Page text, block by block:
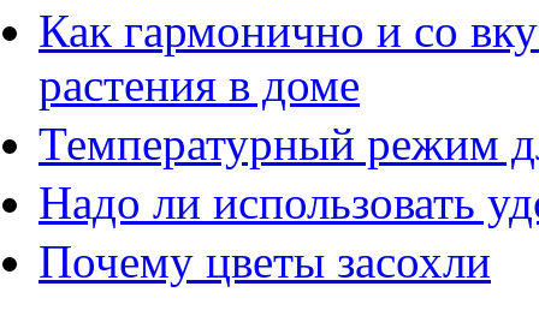
Как гармонично и со
растения в доме
Температурный режим
Надо ли использовать
Почему цветы засохли